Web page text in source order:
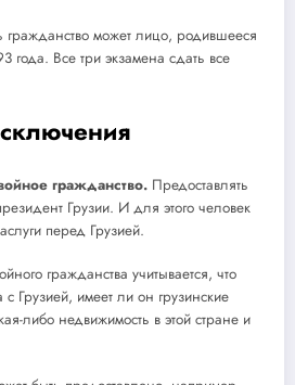
гражданство может лицо, родившееся
года. Все три экзамена сдать все
гражданство. Предоставлять
Грузии. И для этого человек
перед Грузией.
гражданства учитывается, что
с Грузией, имеет ли он грузинские
либо недвижимость в этой стране и